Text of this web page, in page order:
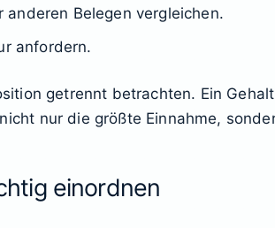
Belegen vergleichen.
anfordern.
getrennt betrachten. Ein
nur die größte Einnahme,
einordnen